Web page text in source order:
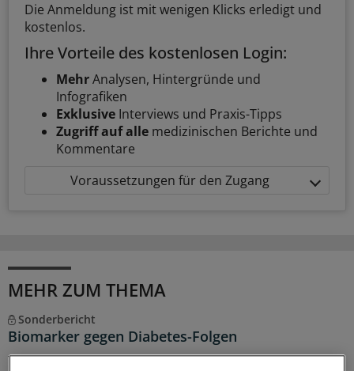
Die Anmeldung ist mit wenigen Klicks erledigt und
kostenlos.
Ihre Vorteile des kostenlosen Login:
MehrAnalysen, Hintergründe und
Infografiken
Exklusive Interviews und Praxis-Tipps
Zugriff auf alle medizinischen Berichte und
Kommentare
Voraussetzungen für den Zugang
MEHR ZUM THEMA
Sonderbericht
Biomarker gegen Diabetes-Folgen
Typ-2-Diabetes und Adipositas sind keine isolierten